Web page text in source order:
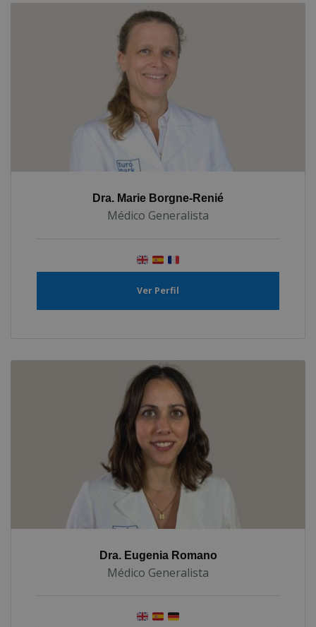
Dra. Marie Borgne-Renié
Médico Generalista
Ver Perfil
Dra. Eugenia Romano
Médico Generalista